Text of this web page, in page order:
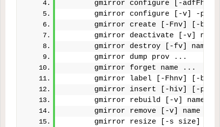
gmirror configure [-
gmirror configure [-v] -p
gmirror create [-Fnv] [-b
gmirror deactivate [-v]
gmirror destroy [-fv] name
       gmirror dump prov ...
       gmirror forget name ...
gmirror label [-Fhnv] [-b
gmirror insert [-hiv] [-p
gmirror rebuild [-v] name
gmirror remove [-v] name
gmirror resize [-s size] [-